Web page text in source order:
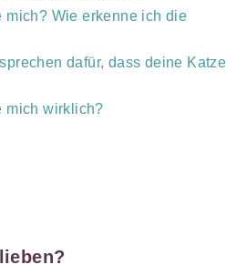
mich? Wie erkenne ich die
dafür, dass deine Katze
mich wirklich?